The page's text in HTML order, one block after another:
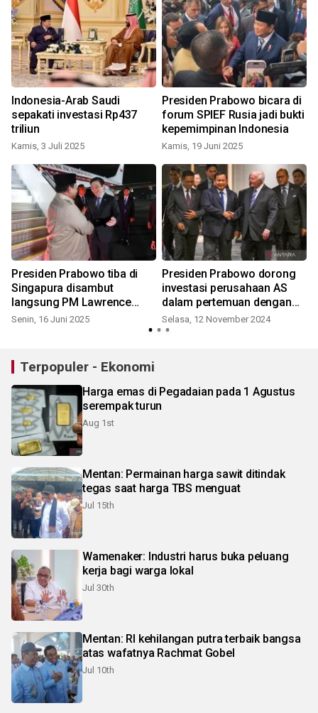
Indonesia-Arab Saudi
sepakati investasi Rp437
triliun
Kamis, 3 Juli 2025
Presiden Prabowo bicara di
forum SPIEF Rusia jadi bukti
kepemimpinan Indonesia
Kamis, 19 Juni 2025
Presiden Prabowo tiba di
Singapura disambut
langsung PM Lawrence
Wong
Senin, 16 Juni 2025
Presiden Prabowo dorong
investasi perusahaan AS
dalam pertemuan dengan
USINDO
Selasa, 12 November 2024
Terpopuler - Ekonomi
Harga emas di Pegadaian pada 1 Agustus
serempak turun
Aug 1st
Mentan: Permainan harga sawit ditindak
tegas saat harga TBS menguat
Jul 15th
Wamenaker: Industri harus buka peluang
kerja bagi warga lokal
Jul 30th
Mentan: RI kehilangan putra terbaik bangsa
atas wafatnya Rachmat Gobel
Jul 10th